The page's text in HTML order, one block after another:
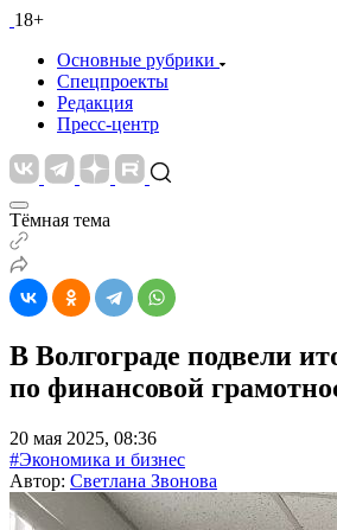
18+
Основные рубрики
Спецпроекты
Редакция
Пресс-центр
Тёмная тема
В Волгограде подвели
по финансовой
20 мая 2025, 08:36
#Экономика и бизнес
Автор: Светлана Звонова